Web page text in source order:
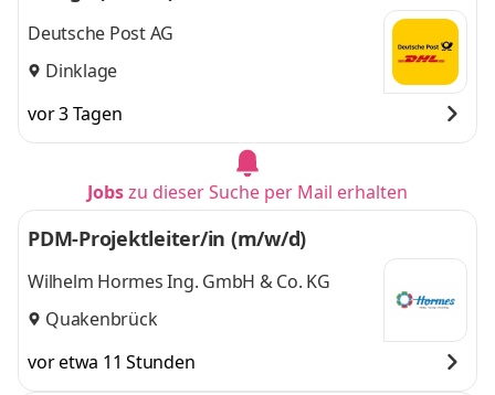
Deutsche Post AG
Dinklage
vor 3 Tagen
Jobszu dieser Suche per Mail erhalten
PDM-Projektleiter/in (m/w/d)
Wilhelm Hormes Ing. GmbH & Co. KG
Quakenbrück
vor etwa 11 Stunden